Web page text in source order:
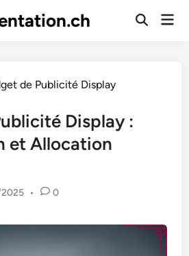
Open
de Publicité Display
Display :
et Allocation
• 0